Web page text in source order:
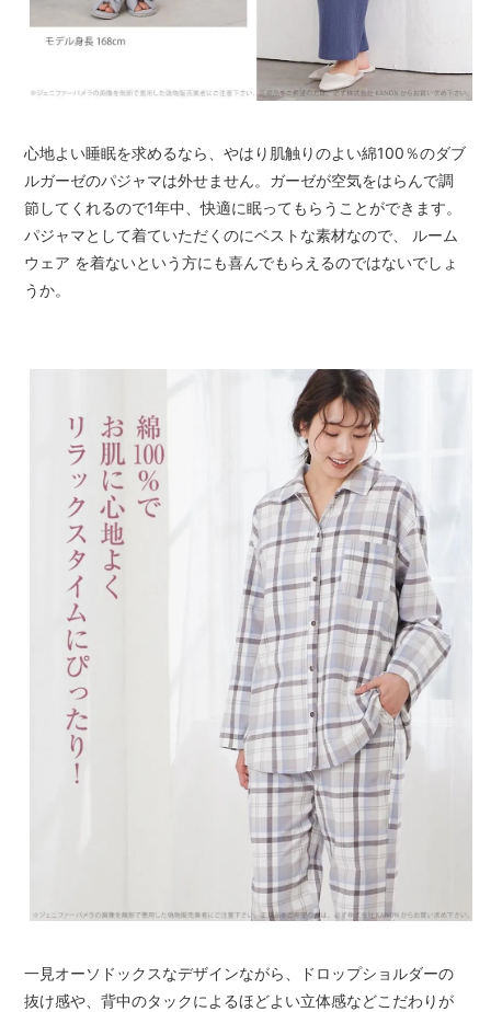
心地よい睡眠を求めるなら、やはり肌触りのよい綿100％のダブ
ルガーゼのパジャマは外せません。ガーゼが空気をはらんで調
節してくれるので1年中、快適に眠ってもらうことができます。
パジャマとして着ていただくのにベストな素材なので、 ルーム
ウェア を着ないという方にも喜んでもらえるのではないでしょ
うか。
一見オーソドックスなデザインながら、ドロップショルダーの
抜け感や、背中のタックによるほどよい立体感などこだわりが